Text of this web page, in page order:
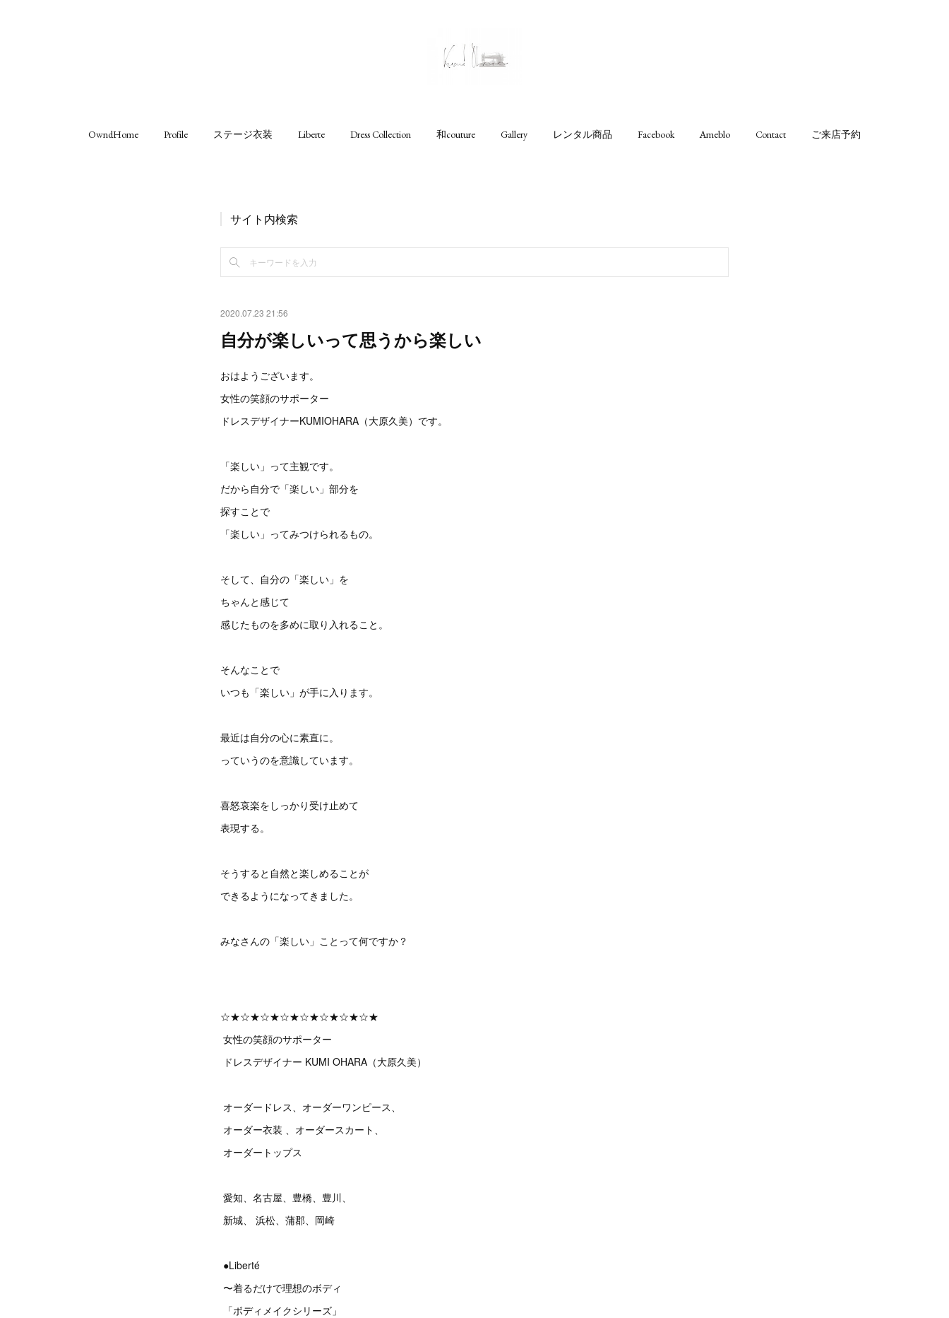
OwndHome Profile ステージ衣装 Liberte Dress Collection 和couture Gallery レンタル商品 Facebook Ameblo Contact ご来店予約
サイト内検索
2020.07.23 21:56
自分が楽しいって思うから楽しい
おはようございます。
女性の笑顔のサポーター
ドレスデザイナーKUMIOHARA（大原久美）です。
「楽しい」って主観です。
だから自分で「楽しい」部分を
探すことで
「楽しい」ってみつけられるもの。
そして、自分の「楽しい」を
ちゃんと感じて
感じたものを多めに取り入れること。
そんなことで
いつも「楽しい」が手に入ります。
最近は自分の心に素直に。
っていうのを意識しています。
喜怒哀楽をしっかり受け止めて
表現する。
そうすると自然と楽しめることが
できるようになってきました。
みなさんの「楽しい」ことって何ですか？
☆★☆★☆★☆★☆★☆★☆★☆★
女性の笑顔のサポーター
ドレスデザイナー KUMI OHARA（大原久美）
オーダードレス、オーダーワンピース、
オーダー衣装 、オーダースカート、
オーダートップス
愛知、名古屋、豊橋、豊川、
新城、 浜松、蒲郡、岡崎
●Liberté
〜着るだけで理想のボディ
「ボディメイクシリーズ」